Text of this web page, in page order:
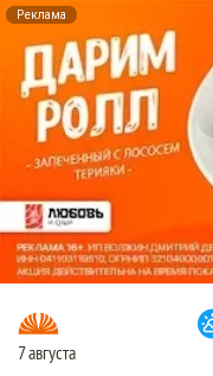
Реклама
7 августа